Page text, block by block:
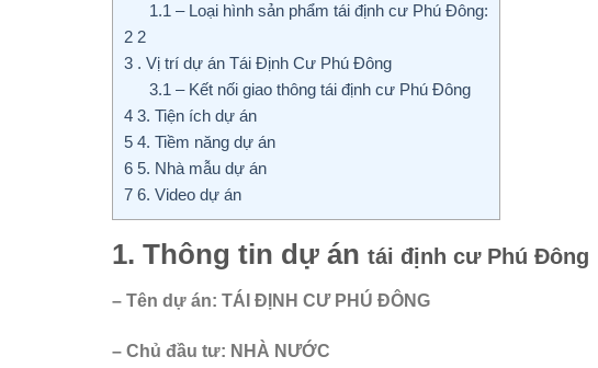
1.1 – Loại hình sản phẩm tái định cư Phú Đông:
2 2
3 . Vị trí dự án Tái Định Cư Phú Đông
3.1 – Kết nối giao thông tái định cư Phú Đông
4 3. Tiện ích dự án
5 4. Tiềm năng dự án
6 5. Nhà mẫu dự án
7 6. Video dự án
1. Thông tin dự án tái định cư Phú Đông
– Tên dự án: TÁI ĐỊNH CƯ PHÚ ĐÔNG
– Chủ đầu tư: NHÀ NƯỚC